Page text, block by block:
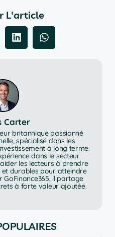
L'article
Carter
britannique passionné
spécialisé dans les
à long terme.
dans le secteur
les lecteurs à prendre
et durables pour atteindre
GoFinance365, il partage
à forte valeur ajoutée.